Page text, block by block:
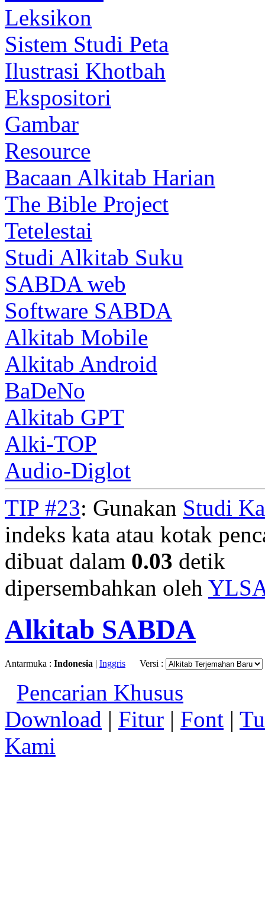
Leksikon
Sistem Studi Peta
Ilustrasi Khotbah
Ekspositori
Gambar
Resource
Bacaan Alkitab Harian
The Bible Project
Tetelestai
Studi Alkitab Suku
SABDA web
Software SABDA
Alkitab Mobile
Alkitab Android
BaDeNo
Alkitab GPT
Alki-TOP
Audio-Diglot
TIP #23: Gunakan Studi
indeks kata atau kotak
dibuat dalam 0.03 detik
dipersembahkan oleh
Alkitab SABDA
Antarmuka : Indonesia | Inggris Versi :
Pencarian Khusus
Download | Fitur | Font |
Kami